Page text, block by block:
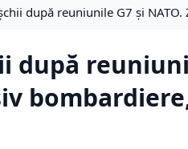
după reuniunile G7 și
după